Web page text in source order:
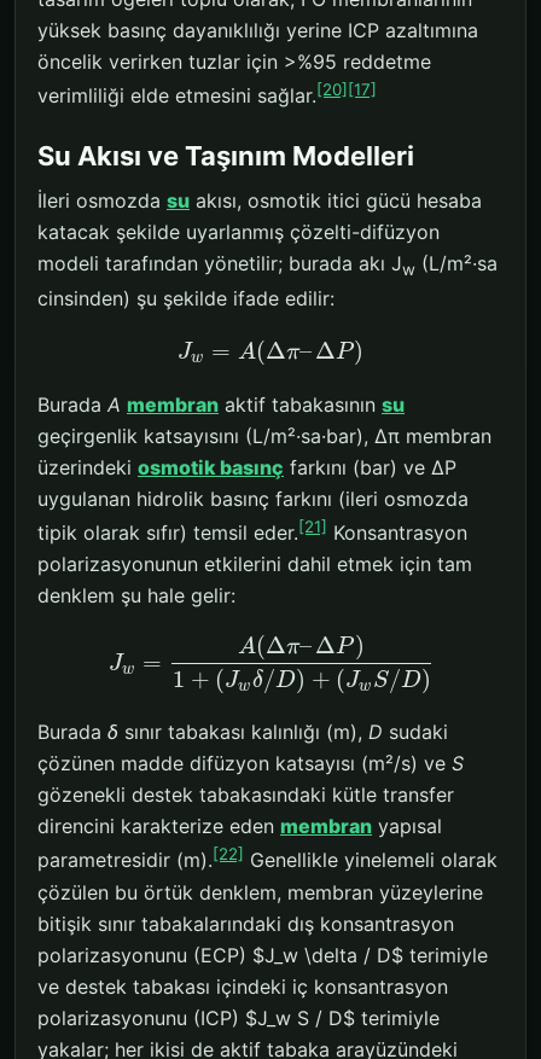
yüksek basınç dayanıklılığı yerine ICP azaltımına
öncelik verirken tuzlar için >%95 reddetme
verimliliği elde etmesini sağlar.[20] [17]
Su Akısı ve Taşınım Modelleri
İleri osmozda su akısı, osmotik itici gücü hesaba
katacak şekilde uyarlanmış çözelti-difüzyon
modeli tarafından yönetilir; burada akı Jw (L/m²·sa
cinsinden) şu şekilde ifade edilir:
Jw = A(Δπ–ΔP)
Burada A membran aktif tabakasının su
geçirgenlik katsayısını (L/m²·sa·bar), Δπ membran
üzerindeki osmotik basınç farkını (bar) ve ΔP
uygulanan hidrolik basınç farkını (ileri osmozda
tipik olarak sıfır) temsil eder.[21] Konsantrasyon
polarizasyonunun etkilerini dahil etmek için tam
denklem şu hale gelir:
Jw =
A(Δπ–ΔP)
1 + (Jwδ /D) + (Jw S/D)
Burada δ sınır tabakası kalınlığı (m), D sudaki
çözünen madde difüzyon katsayısı (m²/s) ve S
gözenekli destek tabakasındaki kütle transfer
direncini karakterize eden membran yapısal
parametresidir (m).[22] Genellikle yinelemeli olarak
çözülen bu örtük denklem, membran yüzeylerine
bitişik sınır tabakalarındaki dış konsantrasyon
polarizasyonunu (ECP) $J_w \delta / D$ terimiyle
ve destek tabakası içindeki iç konsantrasyon
polarizasyonunu (ICP) $J_w S / D$ terimiyle
yakalar; her ikisi de aktif tabaka arayüzündeki